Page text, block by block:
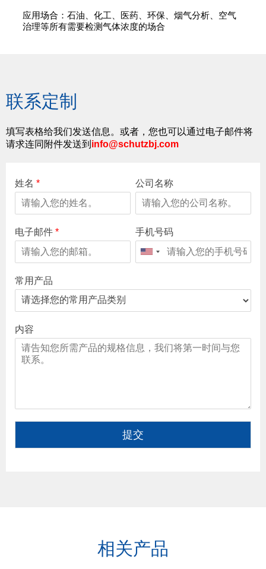
应用场合：石油、化工、医药、环保、烟气分析、空气
治理等所有需要检测气体浓度的场合
联系定制
填写表格给我们发送信息。或者，您也可以通过电子邮件将
请求连同附件发送到 info@schutzbj.com
姓名 * 公司名称
电子邮件 * 手机号码
常用产品
内容
提交
相关产品